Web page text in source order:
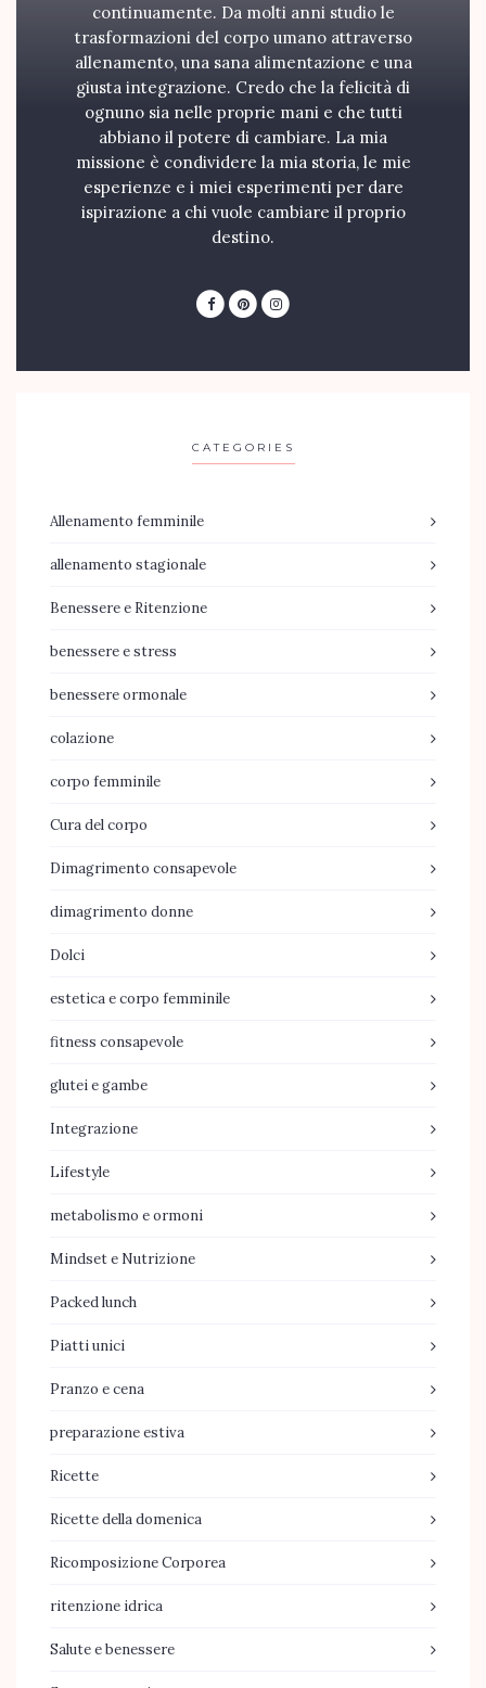
continuamente. Da molti anni studio le
trasformazioni del corpo umano attraverso
allenamento, una sana alimentazione e una
giusta integrazione. Credo che la felicità di
ognuno sia nelle proprie mani e che tutti
abbiano il potere di cambiare. La mia
missione è condividere la mia storia, le mie
esperienze e i miei esperimenti per dare
ispirazione a chi vuole cambiare il proprio
destino.
CATEGORIES
Allenamento femminile
allenamento stagionale
Benessere e Ritenzione
benessere e stress
benessere ormonale
colazione
corpo femminile
Cura del corpo
Dimagrimento consapevole
dimagrimento donne
Dolci
estetica e corpo femminile
fitness consapevole
glutei e gambe
Integrazione
Lifestyle
metabolismo e ormoni
Mindset e Nutrizione
Packed lunch
Piatti unici
Pranzo e cena
preparazione estiva
Ricette
Ricette della domenica
Ricomposizione Corporea
ritenzione idrica
Salute e benessere